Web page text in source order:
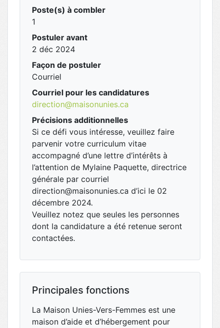
Poste(s) à combler
1
Postuler avant
2 déc 2024
Façon de postuler
Courriel
Courriel pour les candidatures
direction@maisonunies.ca
Précisions additionnelles
Si ce défi vous intéresse, veuillez faire
parvenir votre curriculum vitae
accompagné d’une lettre d’intérêts à
l’attention de Mylaine Paquette, directrice
générale par courriel
direction@maisonunies.ca d’ici le 02
décembre 2024.
Veuillez notez que seules les personnes
dont la candidature a été retenue seront
contactées.
Principales fonctions
La Maison Unies-Vers-Femmes est une
maison d’aide et d’hébergement pour